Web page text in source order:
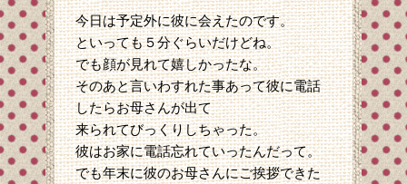
今日は予定外に彼に会えたのです。
といっても５分ぐらいだけどね。
でも顔が見れて嬉しかったな。
そのあと言いわすれた事あって彼に電話
したらお母さんが出て
来られてびっくりしちゃった。
彼はお家に電話忘れていったんだって。
でも年末に彼のお母さんにご挨拶できた